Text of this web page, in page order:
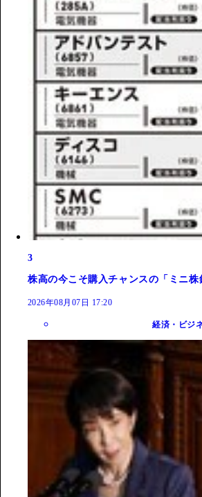
3
株高の今こそ購入チャンスの「ミニ株
2026年08月07日 17:20
経済・ビジ